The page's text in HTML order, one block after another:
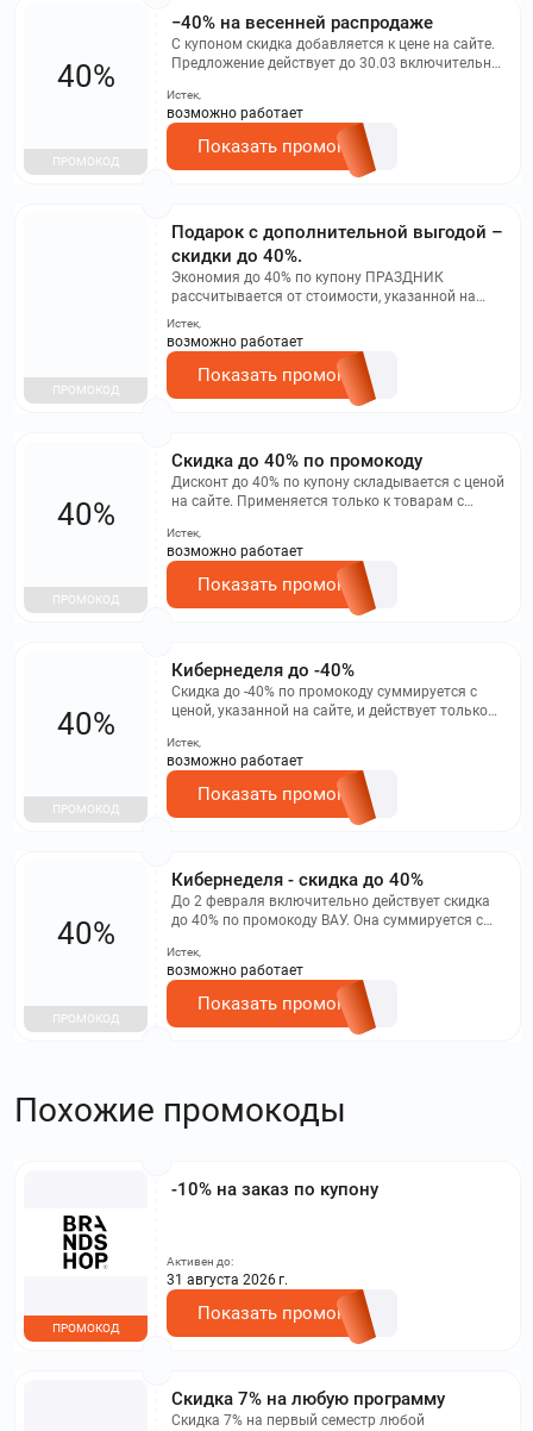
−40% на весенней распродаже
С купоном скидка добавляется к цене на сайте.
Предложение действует до 30.03 включительно
Исключается совместимость с баллами,
другими акциями и товарами с «финальной
ценой».
40%
ПРОМОКОД
Истек,
возможно работает
Показать промокод
Подарок с дополнительной выгодой –
скидки до 40%.
Экономия до 40% по купону ПРАЗДНИК
рассчитывается от стоимости, указанной на
сайте. Предложение распространяется
исключительно на товары с акционной
страницы. Акция активна до 10.03
включительно. Не совмещается с бонусными
баллами, иными акциями и товарами с
ПРОМОКОД
Истек,
возможно работает
Показать промокод
​Скидка до 40% по промокоду
Дисконт до 40% по купону складывается с ценой
на сайте. Применяется только к товарам с
баллами программы лояльности, другими
акциями и товарами с финальной ценой.
40%
ПРОМОКОД
Истек,
возможно работает
Показать промокод
Кибернеделя до -40%
Скидка до -40% по промокоду суммируется с
ценой, указанной на сайте, и действует только
суммируется с другими акциями, баллами
программы лояльности и товарами с
финальной ценой.
40%
ПРОМОКОД
Истек,
возможно работает
Показать промокод
Кибернеделя - скидка до 40%
До 2 февраля включительно действует скидка
до 40% по промокоду ВАУ. Она суммируется с
товары с акционной страницы. Важно, что
скидка не суммируется с другими акциями,
баллами и товарами с финальной ценой.
40%
ПРОМОКОД
Истек,
возможно работает
Показать промокод
Похожие промокоды
-10% на заказ по купону
ПРОМОКОД
Активен до:
31 августа 2026 г.
Показать промокод
Скидка 7% на любую программу
Скидка 7% на первый семестр любой